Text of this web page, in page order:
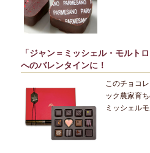
「ジャン＝ミッシェル・モルト
へのバレンタインに！
このチョコ
ック農家育
ミッシェル